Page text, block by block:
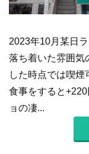
2023年10月某日
落ち着いた雰囲気
した時点では喫煙
食事をすると
ョの凄...